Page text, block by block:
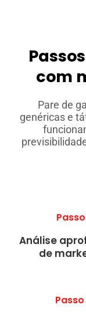
com
Pare de
genéricas e
Passo
Análise
de
Passo